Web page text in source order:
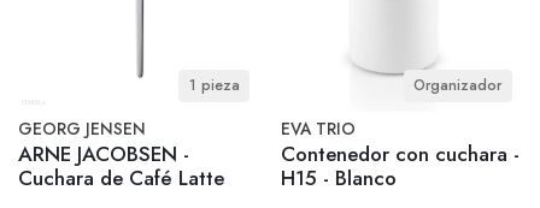
1 pieza
GEORG JENSEN
ARNE JACOBSEN -
Cuchara de Café Latte
Organizador
EVA TRIO
Contenedor con cuchara -
H15 - Blanco